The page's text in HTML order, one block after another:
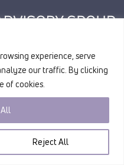
experience, serve
our traffic. By clicking
of cookies.
Reject All
захищено.